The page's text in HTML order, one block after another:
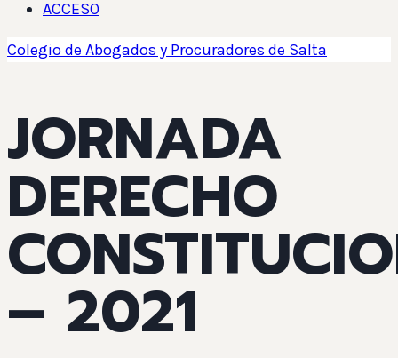
ACCESO
Colegio de Abogados y Procuradores de Salta
JORNADA
DERECHO
– 2021